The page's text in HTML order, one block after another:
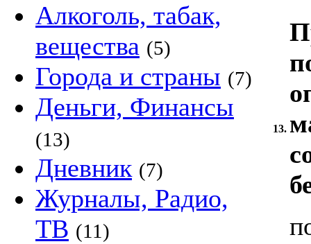
Алкоголь, табак,
вещества (5)
Города и страны (7)
Деньги, Финансы
(13)
Дневник (7)
Журналы, Радио,
ТВ (11)
13.